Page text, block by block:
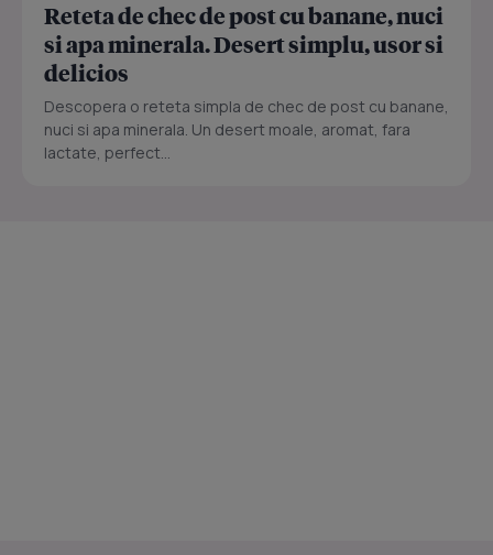
Reteta de chec de post cu banane, nuci
si apa minerala. Desert simplu, usor si
delicios
Descopera o reteta simpla de chec de post cu banane,
nuci si apa minerala. Un desert moale, aromat, fara
lactate, perfect...